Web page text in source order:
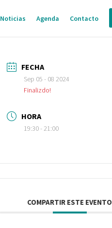
Noticias Agenda Contacto
FECHA
Sep 05 - 08 2024
Finalizdo!
HORA
19:30 - 21:00
COMPARTIR ESTE EVENTO